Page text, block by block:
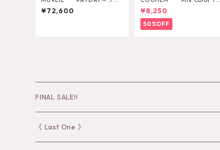
ジャケット MA262FJK7
01
¥72,600
SHIRT
¥8,250
50%OFF
FINAL SALE!!
30％OFF
《 Last One 》